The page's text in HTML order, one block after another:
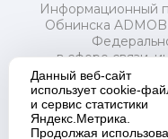
Информационный
Обнинска
в сфере связи,
и массовых
Свидетельство о
Учредитель:
Данный веб-сайт
использует cookie-
и сервис статистики
Яндекс.Метрика.
Продолжая